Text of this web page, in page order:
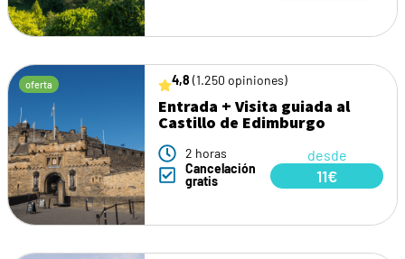
oferta 4,8 (1.250 opiniones)
Entrada + Visita guiada al
Castillo de Edimburgo
2 horas
Cancelación
gratis
desde
11€